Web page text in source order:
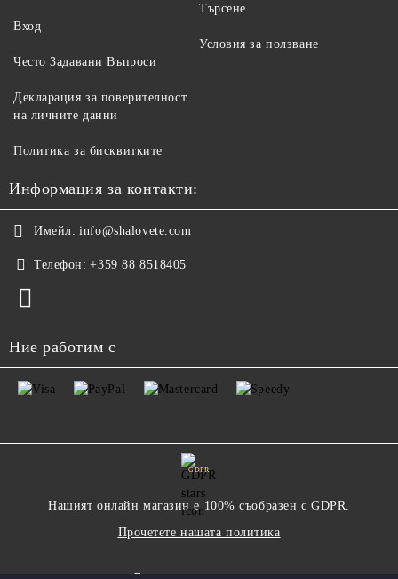
Вход
Често Задавани Въпроси
Търсене
Условия за ползване
Декларация за поверителност
на личните данни
Политика за бисквитките
Информация за контакти:
Имейл: info@shalovete.com
Телефон: +359 88 8518405
Ние работим с
GDPR
Нашият онлайн магазин е 100% съобразен с GDPR.
Прочетете нашата политика